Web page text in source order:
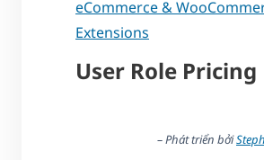
eCommerce &
Extensions
User Role Pricing
– Phát triển bởi